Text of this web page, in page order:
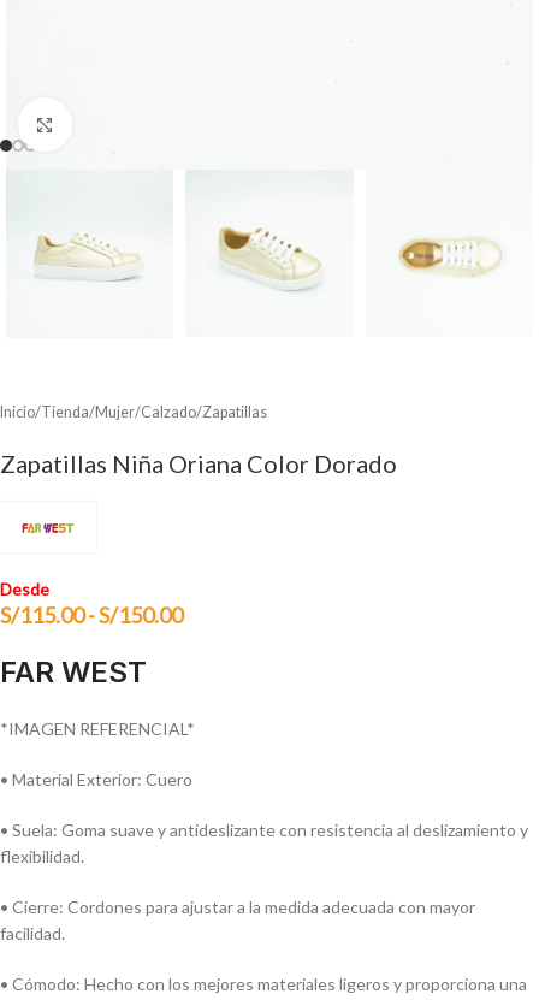
Inicio/Tienda/Mujer/Calzado/Zapatillas
Zapatillas Niña Oriana Color Dorado
Desde
S/115.00-S/150.00
FAR WEST
*IMAGEN REFERENCIAL*
• Material Exterior: Cuero
• Suela: Goma suave y antideslizante con resistencia al deslizamiento y
flexibilidad.
• Cierre: Cordones para ajustar a la medida adecuada con mayor
facilidad.
• Cómodo: Hecho con los mejores materiales ligeros y proporciona una